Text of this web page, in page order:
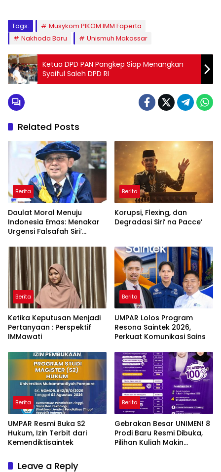
Tags:
Musykom PIKOM IMM Faperta
Nakhoda Baru
Unismuh Makassar
Ketua DPD PAN Pangkep Siap Menangkan
Syaiful Saleh DPD RI
Related Posts
Berita
Daulat Moral Menuju
Indonesia Emas: Menakar
Urgensi Falsafah Siri’
Ancaman Kleptokrasi
Berita
Korupsi, Flexing, dan
Degradasi Siri’ na Pacce’
Berita
Ketika Keputusan Menjadi
Pertanyaan : Perspektif
IMMawati
Berita
UMPAR Lolos Program
Resona Saintek 2026,
Perkuat Komunikasi Sains
Berita
UMPAR Resmi Buka S2
Hukum, Izin Terbit dari
Kemendiktisaintek
Berita
Gebrakan Besar UNIMEN! 8
Prodi Baru Resmi Dibuka,
Pilihan Kuliah Makin
Leave a Reply